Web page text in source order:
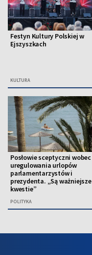
Festyn Kultury Polskiej w
Ejszyszkach
KULTURA
Posłowie sceptyczni wobec
uregulowania urlopów
parlamentarzystów i
prezydenta. „Są ważniejsze
kwestie”
POLITYKA